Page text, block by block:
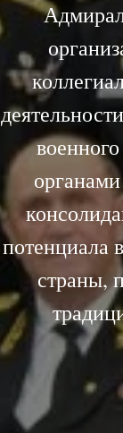
потенциала
страны,